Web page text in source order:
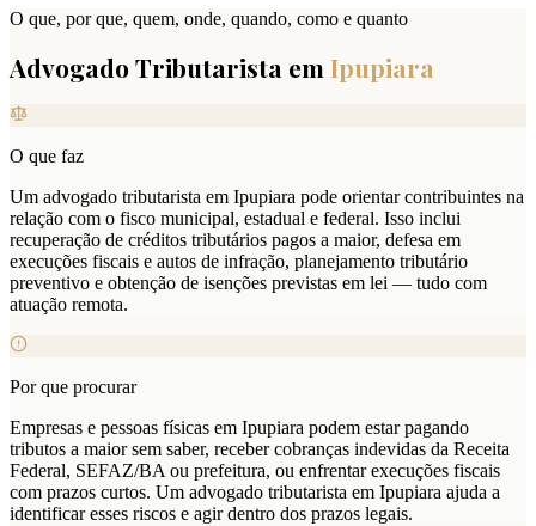
O que, por que, quem, onde, quando, como e quanto
Advogado Tributarista em Ipupiara
O que faz
Um advogado tributarista em Ipupiara pode orientar contribuintes na
relação com o fisco municipal, estadual e federal. Isso inclui
recuperação de créditos tributários pagos a maior, defesa em
execuções fiscais e autos de infração, planejamento tributário
preventivo e obtenção de isenções previstas em lei — tudo com
atuação remota.
Por que procurar
Empresas e pessoas físicas em Ipupiara podem estar pagando
tributos a maior sem saber, receber cobranças indevidas da Receita
Federal, SEFAZ/BA ou prefeitura, ou enfrentar execuções fiscais
com prazos curtos. Um advogado tributarista em Ipupiara ajuda a
identificar esses riscos e agir dentro dos prazos legais.